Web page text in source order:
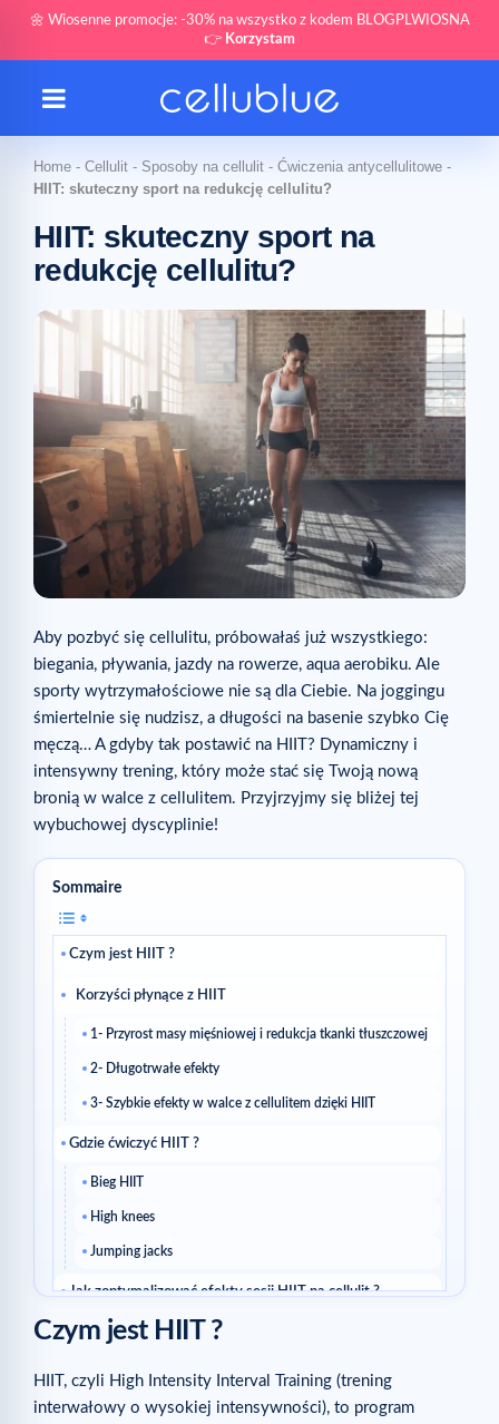
🌼 Wiosenne promocje: -30% na wszystko z kodem BLOGPLWIOSNA
👉 Korzystam
Home - Cellulit - Sposoby na cellulit - Ćwiczenia antycellulitowe -
HIIT: skuteczny sport na redukcję cellulitu?
HIIT: skuteczny sport na
redukcję cellulitu?
Aby pozbyć się cellulitu, próbowałaś już wszystkiego:
biegania, pływania, jazdy na rowerze, aqua aerobiku. Ale
sporty wytrzymałościowe nie są dla Ciebie. Na joggingu
śmiertelnie się nudzisz, a długości na basenie szybko Cię
męczą… A gdyby tak postawić na HIIT? Dynamiczny i
intensywny trening, który może stać się Twoją nową
bronią w walce z cellulitem. Przyjrzyjmy się bliżej tej
wybuchowej dyscyplinie!
Sommaire
Czym jest HIIT ?
Korzyści płynące z HIIT
1- Przyrost masy mięśniowej i redukcja tkanki tłuszczowej
2- Długotrwałe efekty
3- Szybkie efekty w walce z cellulitem dzięki HIIT
Gdzie ćwiczyć HIIT ?
Bieg HIIT
High knees
Jumping jacks
Jak zoptymalizować efekty sesji HIIT na cellulit ?
Powiązane artykuły
Czym jest HIIT ?
HIIT, czyli High Intensity Interval Training (trening
interwałowy o wysokiej intensywności), to program